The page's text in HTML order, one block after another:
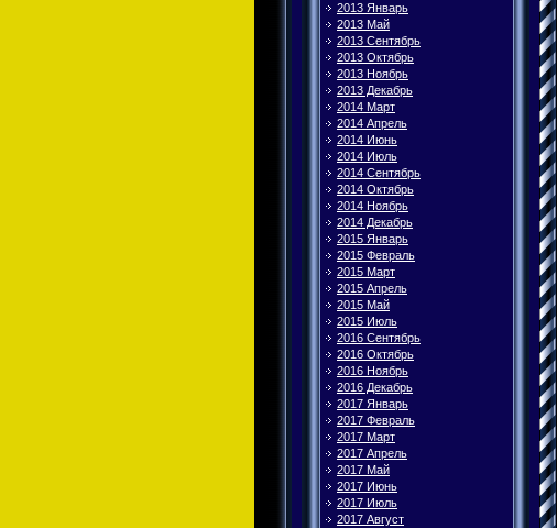
2013 Январь
2013 Май
2013 Сентябрь
2013 Октябрь
2013 Ноябрь
2013 Декабрь
2014 Март
2014 Апрель
2014 Июнь
2014 Июль
2014 Сентябрь
2014 Октябрь
2014 Ноябрь
2014 Декабрь
2015 Январь
2015 Февраль
2015 Март
2015 Апрель
2015 Май
2015 Июль
2016 Сентябрь
2016 Октябрь
2016 Ноябрь
2016 Декабрь
2017 Январь
2017 Февраль
2017 Март
2017 Апрель
2017 Май
2017 Июнь
2017 Июль
2017 Август